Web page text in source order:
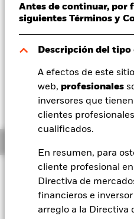
Antes de continuar, por
siguientes Términos y
Descripción del
A efectos de este sitio
web, profesionales
inversores que
clientes
cualificados.
En resumen, para
cliente profesional
Directiva de
financieros e
arreglo a la Directiva
Profesionales
España
Change location
BlackRock
iShares
Nuestra compañía
GBP 11,58
Variación del valor liquidativo a 06
GBP -0,02 (-0,17%)
Filosofía de inversión
El Fondo tiene por objetivo
capital y rendimientos de los